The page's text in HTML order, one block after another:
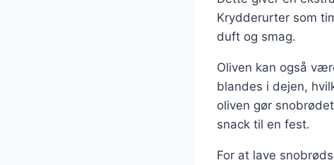
Krydderurter som
duft og smag.
Oliven kan også
blandes i dejen,
oliven gør
snack til en fest.
For at lave